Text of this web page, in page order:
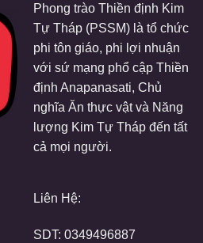
Phong trào Thiền định Kim
Tự Tháp (PSSM) là tổ chức
phi tôn giáo, phi lợi nhuận
với sứ mạng phổ cập Thiền
định Anapanasati, Chủ
nghĩa Ăn thực vật và Năng
lượng Kim Tự Tháp đến tất
cả mọi người.
Liên Hệ:
SDT: 0349496887